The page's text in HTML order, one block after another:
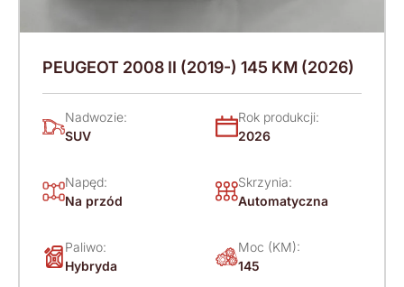
PEUGEOT 2008 II (2019-) 145 KM (2026)
Nadwozie:
SUV
Rok produkcji:
2026
Napęd:
Na przód
Skrzynia:
Automatyczna
Paliwo:
Hybryda
Moc (KM):
145